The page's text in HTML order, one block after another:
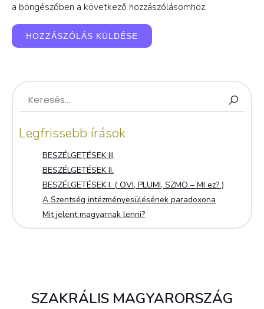
a böngészőben a következő hozzászólásomhoz.
Legfrissebb írások
BESZÉLGETÉSEK III
BESZÉLGETÉSEK II.
BESZÉLGETÉSEK I. ( OVI, PLUMI, SZMO – MI ez? )
A Szentség intézményesülésének paradoxona
Mit jelent magyarnak lenni?
SZAKRÁLIS MAGYARORSZÁG